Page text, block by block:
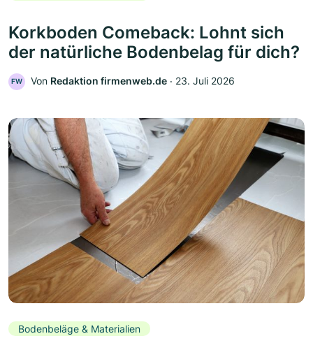
Korkboden Comeback: Lohnt sich
der natürliche Bodenbelag für dich?
FW Von Redaktion firmenweb.de ‧ 23. Juli 2026
Bodenbeläge & Materialien